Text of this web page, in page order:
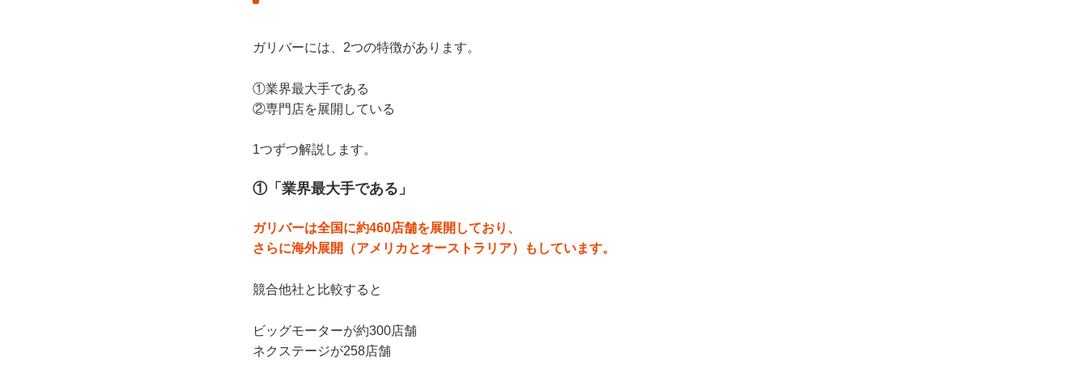
ガリバーには、2つの特徴があります。
①業界最大手である
②専門店を展開している
1つずつ解説します。
①「業界最大手である」
ガリバーは全国に約460店舗を展開しており、
さらに海外展開（アメリカとオーストラリア）もしています。
競合他社と比較すると
ビッグモーターが約300店舗
ネクステージが258店舗